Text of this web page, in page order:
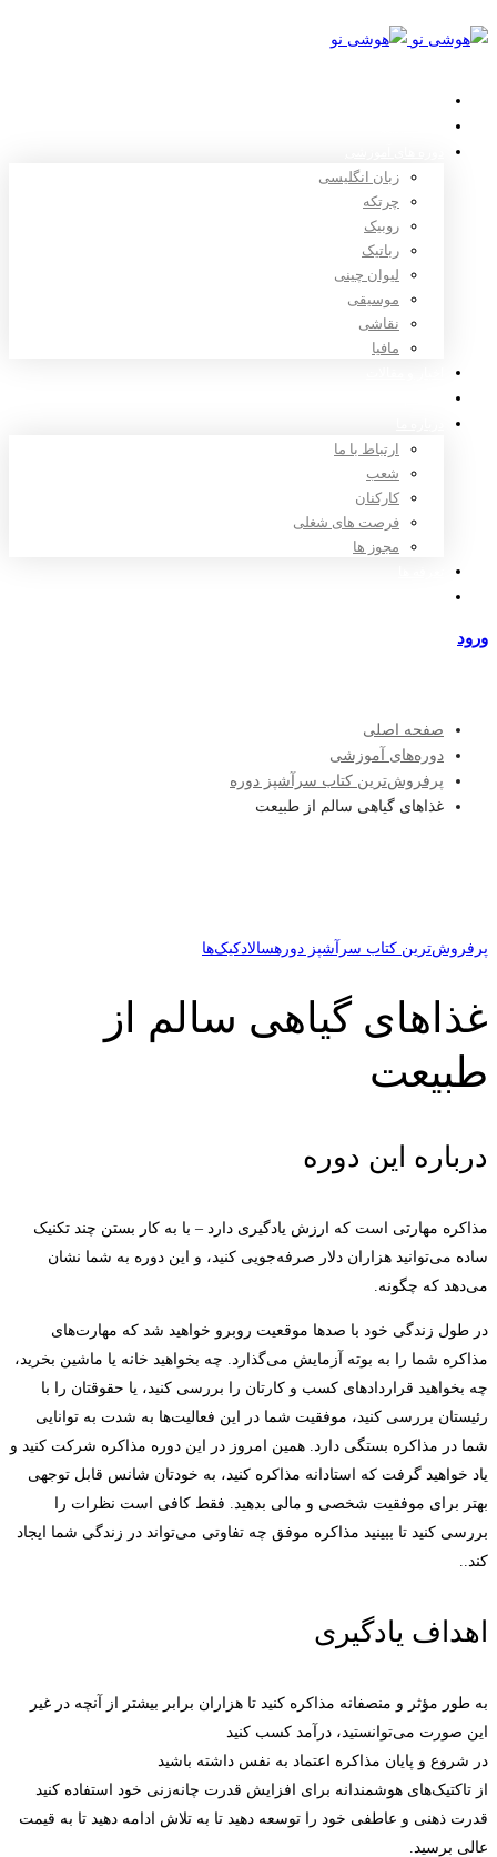
زبان انگلیسی
چرتکه
روبیک
رباتیک
لیوان چینی
موسیقی
نقاشی
مافیا
ارتباط با ما
شعب
کارکنان
فرصت های شغلی
مجوز ها
ورود
صفحه اصلی
دوره‌های آموزشی
پرفروش‌ترین کتاب سرآشپز دوره
غذاهای گیاهی سالم از طبیعت
پرفروش‌ترین کتاب سرآشپز دورهسالادکیک‌ها
غذاهای گیاهی سالم از
طبیعت
درباره این دوره
مذاکره مهارتی است که ارزش یادگیری دارد – با به کار بستن چند تکنیک
ساده می‌توانید هزاران دلار صرفه‌جویی کنید، و این دوره به شما نشان
می‌دهد که چگونه.
در طول زندگی خود با صدها موقعیت روبرو خواهید شد که مهارت‌های
مذاکره شما را به بوته آزمایش می‌گذارد. چه بخواهید خانه یا ماشین بخرید،
چه بخواهید قراردادهای کسب و کارتان را بررسی کنید، یا حقوقتان را با
رئیستان بررسی کنید، موفقیت شما در این فعالیت‌ها به شدت به توانایی
شما در مذاکره بستگی دارد. همین امروز در این دوره مذاکره شرکت کنید و
یاد خواهید گرفت که استادانه مذاکره کنید، به خودتان شانس قابل توجهی
بهتر برای موفقیت شخصی و مالی بدهید. فقط کافی است نظرات را
بررسی کنید تا ببینید مذاکره موفق چه تفاوتی می‌تواند در زندگی شما ایجاد
کند..
اهداف یادگیری
به طور مؤثر و منصفانه مذاکره کنید تا هزاران برابر بیشتر از آنچه در غیر
این صورت می‌توانستید، درآمد کسب کنید
در شروع و پایان مذاکره اعتماد به نفس داشته باشید
از تاکتیک‌های هوشمندانه برای افزایش قدرت چانه‌زنی خود استفاده کنید
قدرت ذهنی و عاطفی خود را توسعه دهید تا به تلاش ادامه دهید تا به قیمت
عالی برسید.